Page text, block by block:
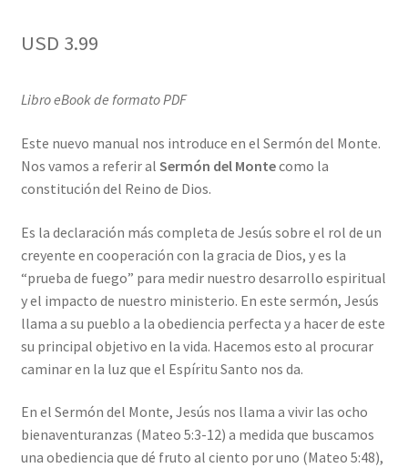
USD 3.99
Libro eBook de formato PDF
Este nuevo manual nos introduce en el Sermón del Monte.
Nos vamos a referir al Sermón del Montecomo la
constitución del Reino de Dios.
Es la declaración más completa de Jesús sobre el rol de un
creyente en cooperación con la gracia de Dios, y es la
“prueba de fuego” para medir nuestro desarrollo espiritual
y el impacto de nuestro ministerio. En este sermón, Jesús
llama a su pueblo a la obediencia perfecta y a hacer de este
su principal objetivo en la vida. Hacemos esto al procurar
caminar en la luz que el Espíritu Santo nos da.
En el Sermón del Monte, Jesús nos llama a vivir las ocho
bienaventuranzas (Mateo 5:3-12) a medida que buscamos
una obediencia que dé fruto al ciento por uno (Mateo 5:48),